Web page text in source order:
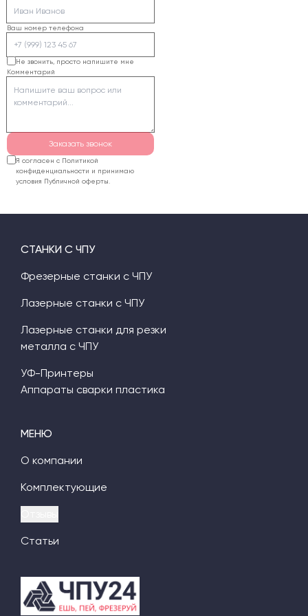
Ваш номер телефона
Не звонить, просто напишите мне
Комментарий
Заказать звонок
Я согласен с Политикой
конфиденциальности и принимаю
условия Публичной оферты.
МЕНЮ
О компании
Комплектующие
Статьи
СТАНКИ С ЧПУ
Фрезерные станки с ЧПУ
Лазерные станки с ЧПУ
Лазерные станки для резки
металла с ЧПУ
УФ-Принтеры
Аппараты сварки пластика